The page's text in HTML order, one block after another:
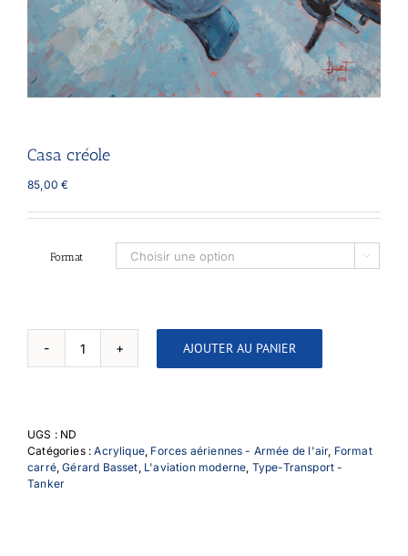
Casa créole
85,00€
Format 
quantité
de
AJOUTER AU PANIER
UGS : ND
Catégories :Acrylique, Forces aériennes - Armée de l'air, Format
carré,Gérard Basset, L'aviation moderne, Type-Transport -
Tanker